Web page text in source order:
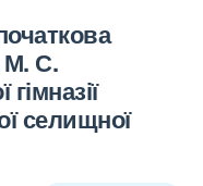
М. С.
селищної